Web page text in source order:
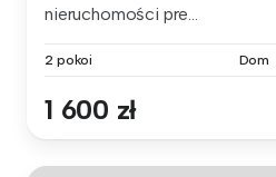
nieruchomości pre...
2 pokoi Dom
1 600 zł